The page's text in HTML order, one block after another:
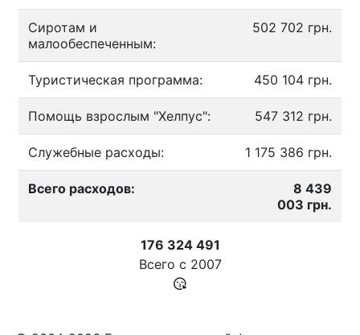
Сиротам и
малообеспеченным:
502 702 грн.
Туристическая программа: 450 104 грн.
Помощь взрослым "Хелпус": 547 312 грн.
Служебные расходы: 1 175 386 грн.
Всего расходов:
8 439
003 грн.
176 324 491
Всего с 2007